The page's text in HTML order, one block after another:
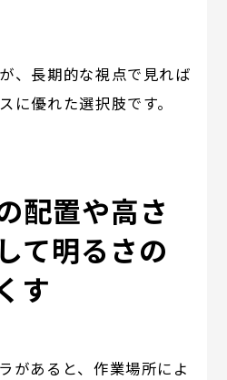
、長期的な視点で見れば
に優れた選択肢です。
配置や高さ
て明るさの
す
があると、作業場所によ